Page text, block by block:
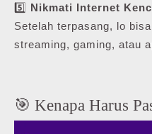
5️⃣ Nikmati Internet
Setelah terpasang, lo
streaming, gaming, atau
🎯 Kenapa Harus